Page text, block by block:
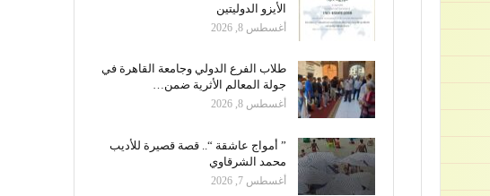
الأيزو الدوليتين
أغسطس 8, 2026
طلاب الفرع الدولي وجامعة القاهرة في
جولة المعالم الأثرية ضمن…
أغسطس 8, 2026
” أمواج عاشقة “.. قصة قصيرة للأديب
محمد الشرقاوي
أغسطس 7, 2026